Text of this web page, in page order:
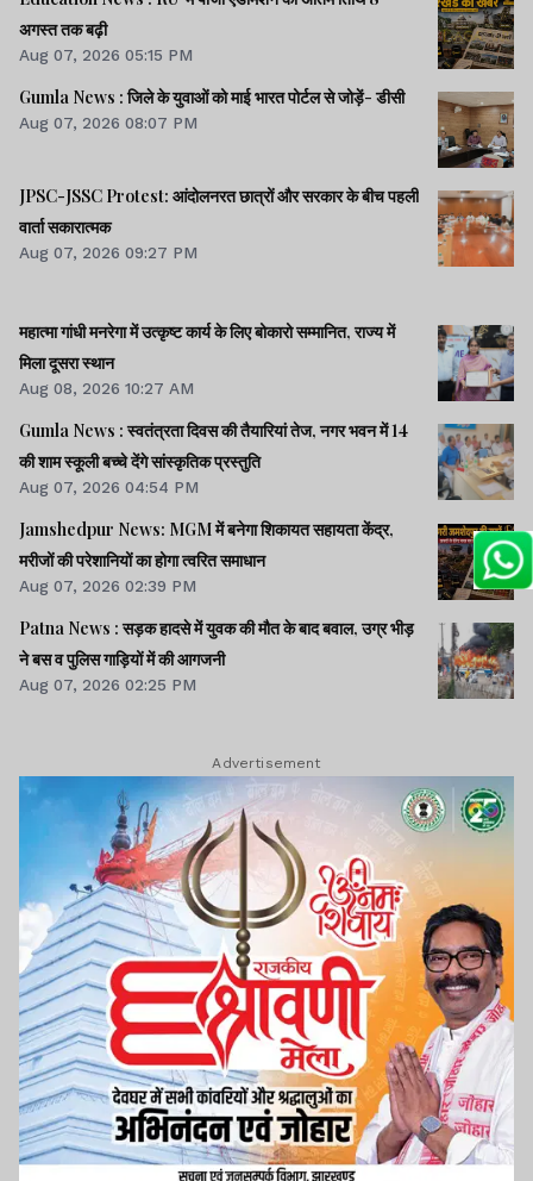
अगस्त तक बढ़ी
Aug 07, 2026 05:15 PM
Gumla News : जिले के युवाओं को माई भारत पोर्टल से जोड़ें- डीसी
Aug 07, 2026 08:07 PM
JPSC-JSSC Protest: आंदोलनरत छात्रों और सरकार के बीच पहली
वार्ता सकारात्मक
Aug 07, 2026 09:27 PM
महात्मा गांधी मनरेगा में उत्कृष्ट कार्य के लिए बोकारो सम्मानित, राज्य में
मिला दूसरा स्थान
Aug 08, 2026 10:27 AM
Gumla News : स्वतंत्रता दिवस की तैयारियां तेज, नगर भवन में 14
की शाम स्कूली बच्चे देंगे सांस्कृतिक प्रस्तुति
Aug 07, 2026 04:54 PM
Jamshedpur News: MGM में बनेगा शिकायत सहायता केंद्र,
मरीजों की परेशानियों का होगा त्वरित समाधान
Aug 07, 2026 02:39 PM
Patna News : सड़क हादसे में युवक की मौत के बाद बवाल, उग्र भीड़
ने बस व पुलिस गाड़ियों में की आगजनी
Aug 07, 2026 02:25 PM
Advertisement